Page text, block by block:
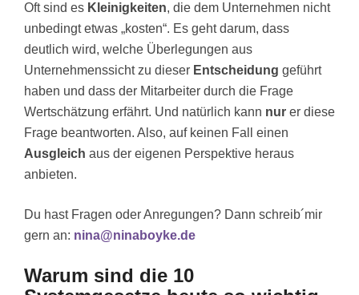
Oft sind es Kleinigkeiten, die dem Unternehmen nicht
unbedingt etwas „kosten“. Es geht darum, dass
deutlich wird, welche Überlegungen aus
Unternehmenssicht zu dieser Entscheidung geführt
haben und dass der Mitarbeiter durch die Frage
Wertschätzung erfährt. Und natürlich kann nur er diese
Frage beantworten. Also, auf keinen Fall einen
Ausgleich aus der eigenen Perspektive heraus
anbieten.
Du hast Fragen oder Anregungen? Dann schreib´mir
gern an: nina@ninaboyke.de
Warum sind die 10